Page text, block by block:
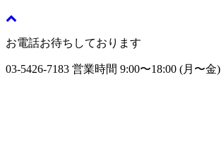
お電話お待ちしております
03-5426-7183 営業時間 9:00〜18:00 (月〜金)